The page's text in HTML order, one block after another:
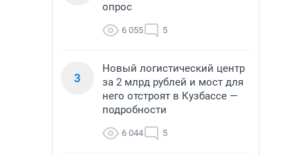
опрос
6 055 5
3
Новый логистический центр
за 2 млрд рублей и мост для
него отстроят в Кузбассе —
подробности
6 044 5